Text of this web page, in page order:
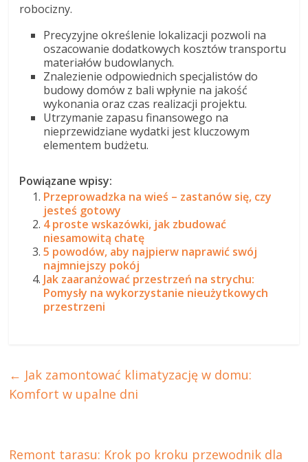
robocizny.
Precyzyjne określenie lokalizacji pozwoli na
oszacowanie dodatkowych kosztów transportu
materiałów budowlanych.
Znalezienie odpowiednich specjalistów do
budowy domów z bali wpłynie na jakość
wykonania oraz czas realizacji projektu.
Utrzymanie zapasu finansowego na
nieprzewidziane wydatki jest kluczowym
elementem budżetu.
Powiązane wpisy:
Przeprowadzka na wieś – zastanów się, czy
jesteś gotowy
4 proste wskazówki, jak zbudować
niesamowitą chatę
5 powodów, aby najpierw naprawić swój
najmniejszy pokój
Jak zaaranżować przestrzeń na strychu:
Pomysły na wykorzystanie nieużytkowych
przestrzeni
← Jak zamontować klimatyzację w domu:
Komfort w upalne dni
Remont tarasu: Krok po kroku przewodnik dla